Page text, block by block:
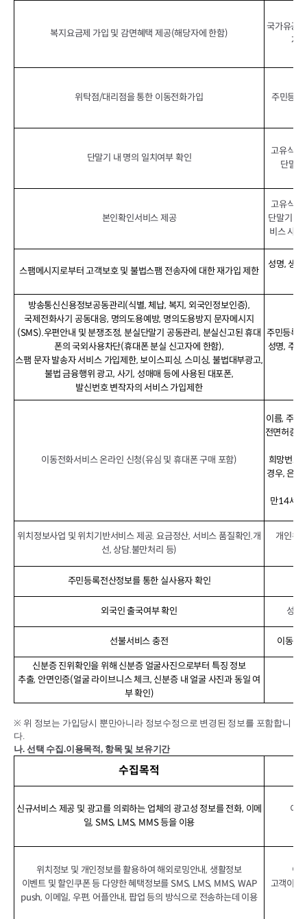
복지요금제 가입 및 감면혜택 제공(해당자에 한함)
국가유공
자/
위탁점/대리점을 통한 이동전화가입 주민등록
단말기 내 명의 일치여부 확인
고유식별
단말
본인확인서비스 제공
고유식별
단말기 정
비스 사
스팸메시지로부터 고객보호 및 불법스팸 전송자에 대한 재가입 제한
성명, 생
방송통신신용정보공동관리(식별, 체납, 복지, 외국인정보인증),
국제전화사기 공동대응, 명의도용예방, 명의도용방지 문자메시지
(SMS).우편안내 및 분쟁조정, 분실단말기 공동관리, 분실신고된 휴대
폰의 국외사용차단(휴대폰 분실 신고자에 한함),
스팸 문자 발송자 서비스 가입제한, 보이스피싱, 스미싱, 불법대부광고,
불법 금융행위 광고, 사기, 성매매 등에 사용된 대포폰,
발신번호 변작자의 서비스 가입제한
주민등록
성명, 주
이동전화서비스 온라인 신청(유심 및 휴대폰 구매 포함)
이름, 주민
전면허증
희망번호,
경우, 은행
만14세
위치정보사업 및 위치기반서비스 제공. 요금정산, 서비스 품질확인.개
선, 상담.불만처리 등)
개인위
주민등록전산정보를 통한 실사용자 확인
외국인 출국여부 확인 성명
선불서비스 충전 이동전
신분증 진위확인을 위해 신분증 얼굴사진으로부터 특징 정보
추출, 안면인증(얼굴 라이브니스 체크, 신분증 내 얼굴 사진과 동일 여
부 확인)
※ 위 정보는 가입당시 뿐만아니라 정보수정으로 변경된 정보를 포함합니
다.
나. 선택 수집 .이용목적, 항목 및 보유기간
수집목적
신규서비스 제공 및 광고를 의뢰하는 업체의 광고성 정보를 전화, 이메
일, SMS, LMS, MMS 등을 이용
이
위치정보 및 개인정보를 활용하여 해외로밍안내, 생활정보
이벤트 및 할인쿠폰 등 다양한 혜택정보를 SMS, LMS, MMS, WAP
push, 이메일, 우편, 어플안내, 팝업 등의 방식으로 전송하는데 이용
이
고객이